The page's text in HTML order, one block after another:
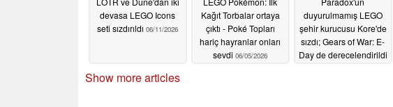
devasa LEGO Icons
seti sızdırıldı 06/11/2026
Kağıt Torbalar ortaya
çıktı - Poké Topları
hariç hayranlar onları
sevdi 06/05/2026
duyurulmamış LEGO
şehir kurucusu Kore'de
sızdı; Gears of War: E-
Day de derecelendirildi
Show more articles